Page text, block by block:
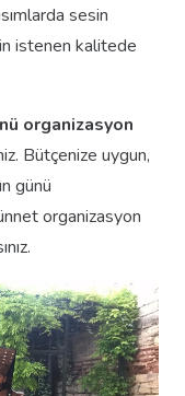
sesin
istenen kalitede
organizasyon
Bütçenize uygun,
günü
organizasyon